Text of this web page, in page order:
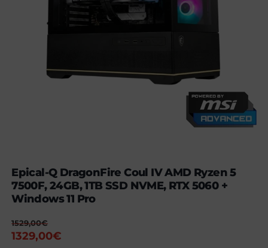
Epical-Q DragonFire Coul IV AMD Ryzen 5
7500F, 24GB, 1TB SSD NVME, RTX 5060 +
Windows 11 Pro
1529,00€
El
1329,00€